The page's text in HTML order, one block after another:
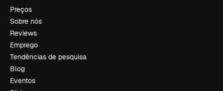
Preços
Sobre nós
Reviews
Emprego
Tendências de pesquisa
Blog
Eventos